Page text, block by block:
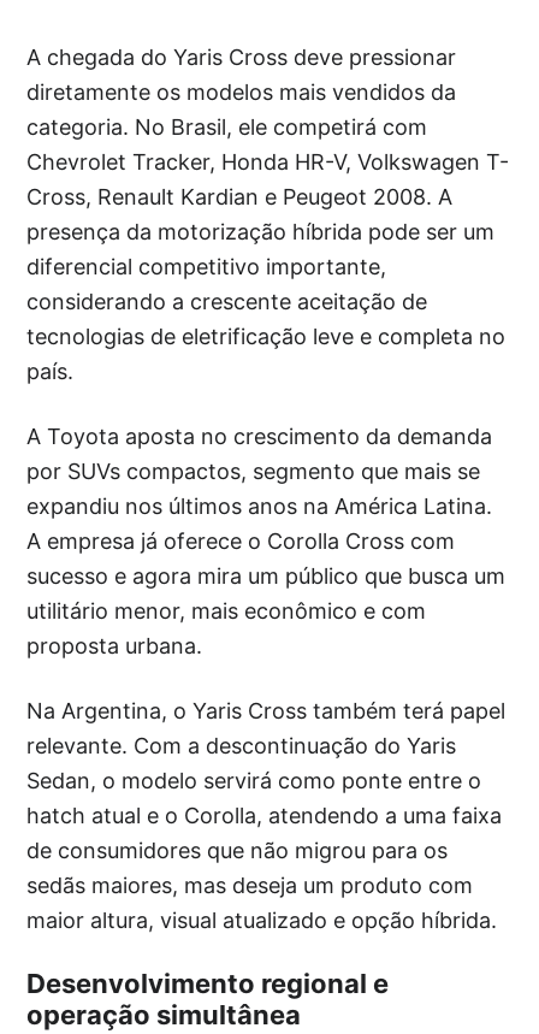
A chegada do Yaris Cross deve pressionar
diretamente os modelos mais vendidos da
categoria. No Brasil, ele competirá com
Chevrolet Tracker, Honda HR-V, Volkswagen T-
Cross, Renault Kardian e Peugeot 2008. A
presença da motorização híbrida pode ser um
diferencial competitivo importante,
considerando a crescente aceitação de
tecnologias de eletrificação leve e completa no
país.
A Toyota aposta no crescimento da demanda
por SUVs compactos, segmento que mais se
expandiu nos últimos anos na América Latina.
A empresa já oferece o Corolla Cross com
sucesso e agora mira um público que busca um
utilitário menor, mais econômico e com
proposta urbana.
Na Argentina, o Yaris Cross também terá papel
relevante. Com a descontinuação do Yaris
Sedan, o modelo servirá como ponte entre o
hatch atual e o Corolla, atendendo a uma faixa
de consumidores que não migrou para os
sedãs maiores, mas deseja um produto com
maior altura, visual atualizado e opção híbrida.
Desenvolvimento regional e
operação simultânea